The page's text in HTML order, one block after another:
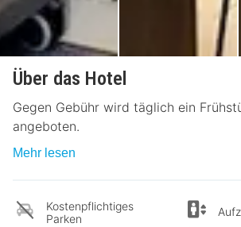
Über das Hotel
Gegen Gebühr wird täglich ein
angeboten.
Mehr lesen
Kostenpflichtiges
Parken